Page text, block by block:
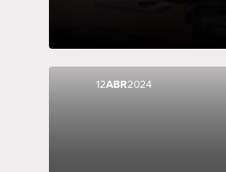
12ABR2024
12ABR2024